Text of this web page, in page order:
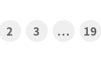
2 3 ... 19